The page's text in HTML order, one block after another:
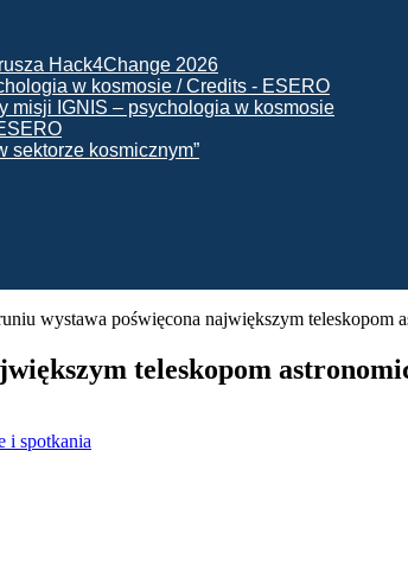
Hack4Change 2026
misji IGNIS – psychologia w kosmosie
sektorze kosmicznym”
wystawa poświęcona największym teleskopom
teleskopom
i spotkania